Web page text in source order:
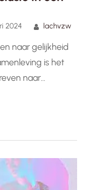
2024 lachvzw
naar gelijkheid
is het
naar
of
mensen die
begrip…